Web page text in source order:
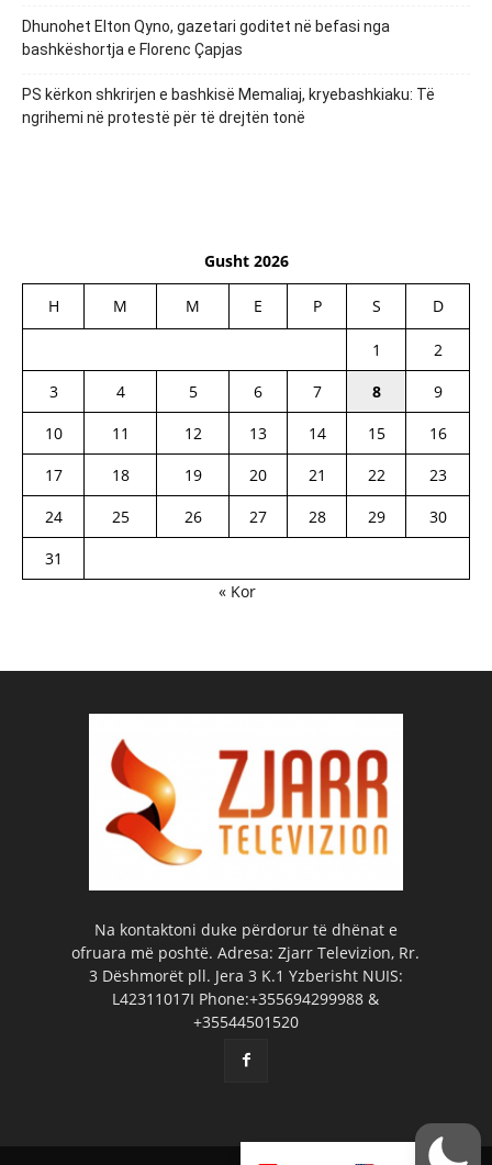
Dhunohet Elton Qyno, gazetari goditet në befasi nga
bashkëshortja e Florenc Çapjas
PS kërkon shkrirjen e bashkisë Memaliaj, kryebashkiaku: Të
ngrihemi në protestë për të drejtën tonë
Gusht 2026
H M M E P S D
1
2
3
4 5 6 7 8
9
10
11 12 13 14 15
16
17
18 19 20 21 22
23
24
25 26 27 28 29
30
31
« Kor
Na kontaktoni duke përdorur të dhënat e
ofruara më poshtë. Adresa: Zjarr Televizion, Rr.
3 Dëshmorët pll. Jera 3 K.1 Yzberisht NUIS:
L42311017I Phone:+355694299988 &
+35544501520